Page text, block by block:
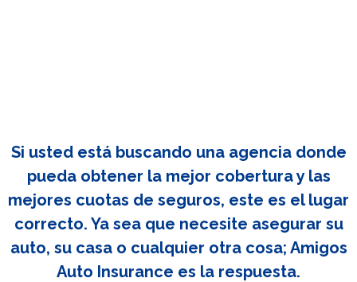
Si usted está buscando una agencia donde
pueda obtener la mejor cobertura y las
mejores cuotas de seguros, este es el lugar
correcto. Ya sea que necesite asegurar su
auto, su casa o cualquier otra cosa; Amigos
Auto Insurance es la respuesta.